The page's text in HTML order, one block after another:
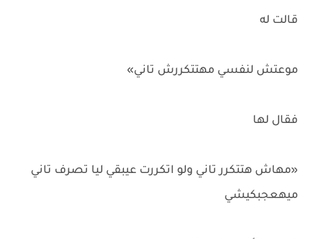
قالت له
موعتش لنفسي مهتتكررش تاني»
فقال لها
«مهاش هتتكرر تاني ولو اتكررت عيبقي ليا تصرف تاني
ميهعجبكيشي